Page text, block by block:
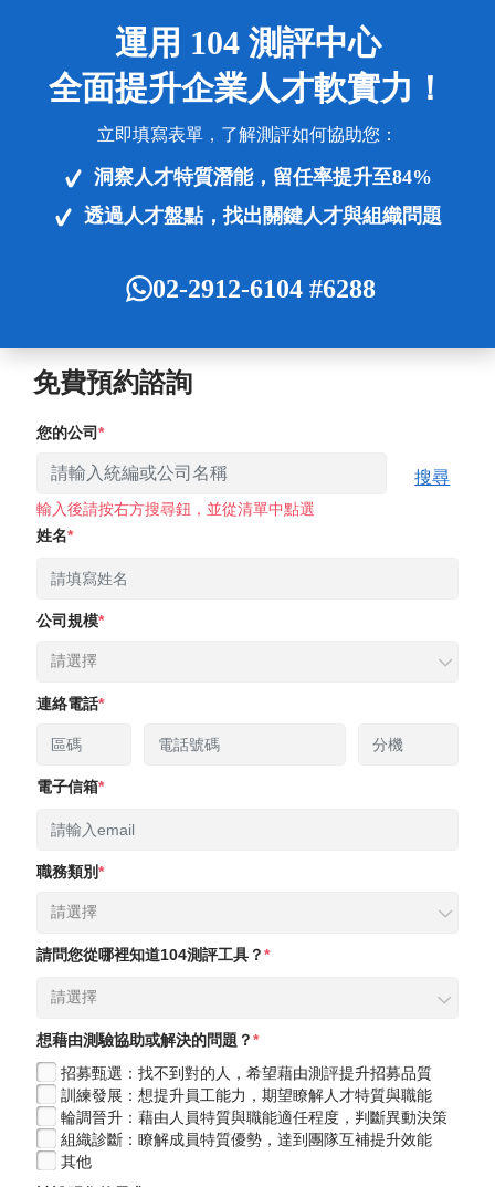
運用 104 測評中心
全面提升企業人才軟實力！
立即填寫表單，了解測評如何協助您：
洞察人才特質潛能，留任率提升至84%
透過人才盤點，找出關鍵人才與組織問題
02-2912-6104 #6288
免費預約諮詢
您的公司
輸入後請按右方搜尋鈕，並從清單中點選
搜尋
姓名
公司規模
請選擇
連絡電話
電子信箱
職務類別
請選擇
請問您從哪裡知道104測評工具？
請選擇
想藉由測驗協助或解決的問題？
招募甄選：找不到對的人，希望藉由測評提升招募品質
訓練發展：想提升員工能力，期望瞭解人才特質與職能​
輪調晉升：藉由人員特質與職能適任程度，判斷異動決策
組織診斷：瞭解成員特質優勢，達到團隊互補提升效能
其他